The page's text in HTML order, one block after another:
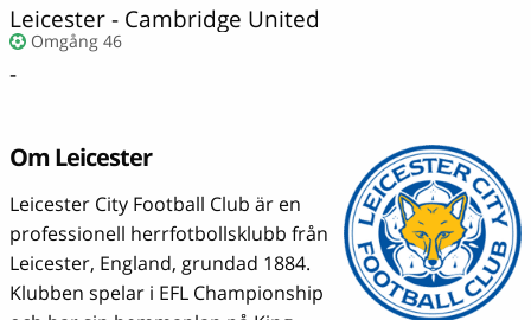
Leicester - Cambridge United
Omgång 46
-
Om Leicester
Leicester City Football Club är en
professionell herrfotbollsklubb från
Leicester, England, grundad 1884.
Klubben spelar i EFL Championship